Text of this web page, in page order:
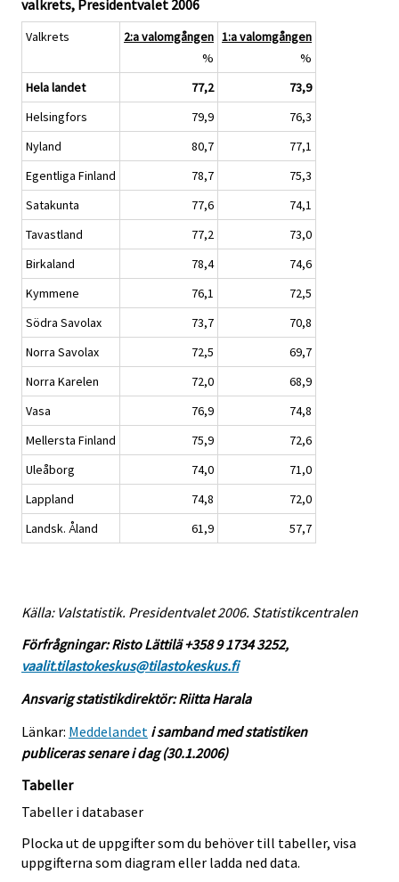
valkrets, Presidentvalet 2006
Valkrets
2:a valomgången
%
1:a valomgången
%
Hela landet
77,2
73,9
Helsingfors
79,9
76,3
Nyland
80,7
77,1
Egentliga Finland
78,7
75,3
Satakunta
77,6
74,1
Tavastland
77,2
73,0
Birkaland
78,4
74,6
Kymmene
76,1
72,5
Södra Savolax
73,7
70,8
Norra Savolax
72,5
69,7
Norra Karelen
72,0
68,9
Vasa
76,9
74,8
Mellersta Finland
75,9
72,6
Uleåborg
74,0
71,0
Lappland
74,8
72,0
Landsk. Åland
61,9 57,7
Källa: Valstatistik. Presidentvalet 2006. Statistikcentralen
Förfrågningar: Risto Lättilä +358 9 1734 3252,
vaalit.tilastokeskus@tilastokeskus.fi
Ansvarig statistikdirektör: Riitta Harala
Länkar: Meddelandet i samband med statistiken
publiceras senare i dag (30.1.2006)
Tabeller
Tabeller i databaser
Plocka ut de uppgifter som du behöver till tabeller, visa
uppgifterna som diagram eller ladda ned data.